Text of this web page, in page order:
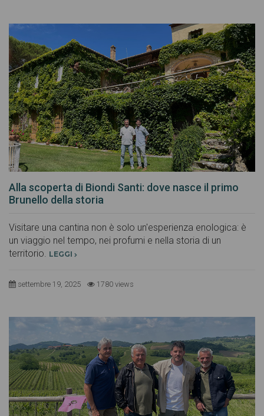
Alla scoperta di Biondi Santi: dove nasce il primo
Brunello della storia
Visitare una cantina non è solo un'esperienza enologica: è
un viaggio nel tempo, nei profumi e nella storia di un
territorio. LEGGI
settembre 19, 2025 1780 views